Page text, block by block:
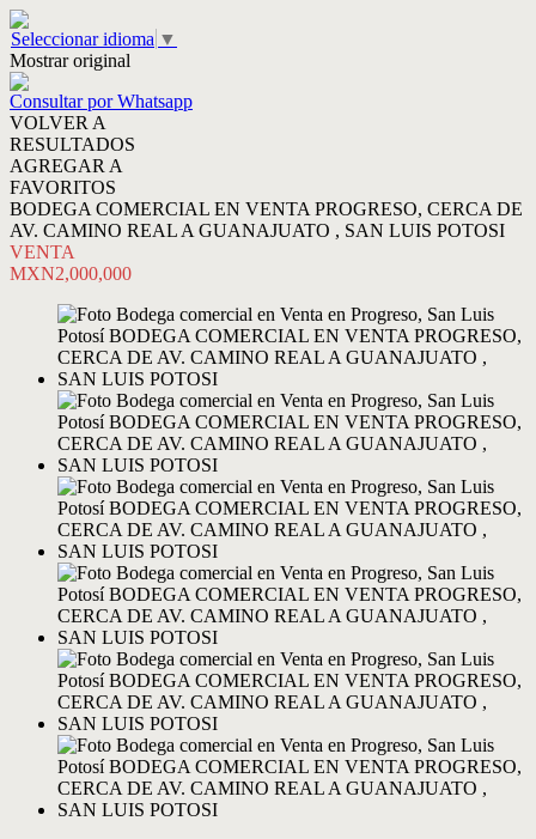
Seleccionar idioma ▼
Mostrar original
Consultar por Whatsapp
VOLVER A
RESULTADOS
AGREGAR A
FAVORITOS
BODEGA COMERCIAL EN VENTA PROGRESO, CERCA DE
AV. CAMINO REAL A GUANAJUATO , SAN LUIS POTOSI
VENTA
MXN2,000,000